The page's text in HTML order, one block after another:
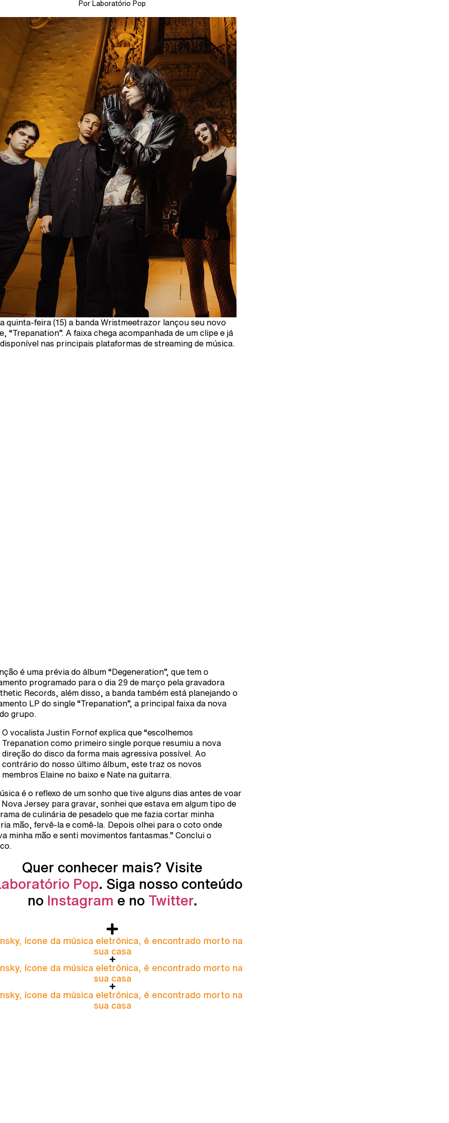
Por Laboratório Pop
quinta-feira (15) a banda Wristmeetrazor lançou seu novo
“Trepanation”. A faixa chega acompanhada de um clipe e já
nas principais plataformas de streaming de música.
é uma prévia do álbum “Degeneration”, que tem o
programado para o dia 29 de março pela gravadora
Records, além disso, a banda também está planejando o
LP do single “Trepanation”, a principal faixa da nova
grupo.
O vocalista Justin Fornof explica que “escolhemos
Trepanation como primeiro single porque resumiu a nova
direção do disco da forma mais agressiva possível. Ao
contrário do nosso último álbum, este traz os novos
membros Elaine no baixo e Nate na guitarra.
é o reflexo de um sonho que tive alguns dias antes de voar
Jersey para gravar, sonhei que estava em algum tipo de
de culinária de pesadelo que me fazia cortar minha
mão, fervê-la e comê-la. Depois olhei para o coto onde
minha mão e senti movimentos fantasmas.” Conclui o
Quer conhecer mais? Visite
Pop. Siga nosso conteúdo
no Instagram e no Twitter.
ícone da música eletrônica, é encontrado morto na
sua casa
ícone da música eletrônica, é encontrado morto na
sua casa
ícone da música eletrônica, é encontrado morto na
sua casa